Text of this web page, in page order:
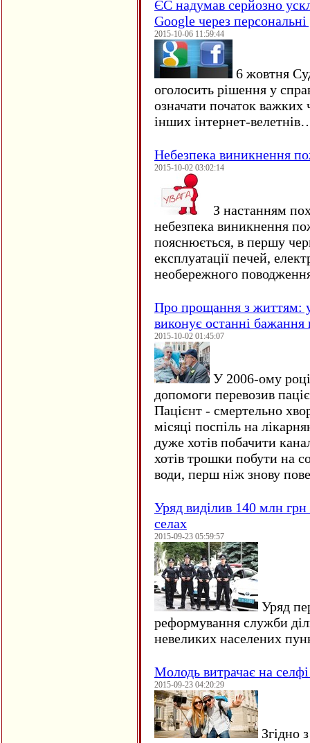
ЄC надумав серйозно
Google через персональні
2015-10-06 11:59:44
6 жовтня
оголосить рішення у
означати початок важких
інших інтернет-
Небезпека виникнення
2015-10-02 03:02:14
З настанням
небезпека виникнення
пояснюється, в першу
експлуатації печей,
необережного
Про прощання з життям:
виконує останні
2015-10-02 01:45:07
У 2006-ому
допомоги перевозив
Пацієнт - смертельно
місяці поспіль на
дуже хотів побачити
хотів трошки побути на
води, перш ніж знову
Уряд виділив 140 млн
селах
2015-09-23 05:59:57
Уряд
реформування служби
невеликих населених
Молодь витрачає на
2015-09-23 04:20:29
Згідно